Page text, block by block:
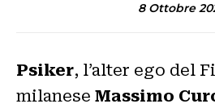
8 Ottobre
Psiker, l’alter ego del
milanese Massimo